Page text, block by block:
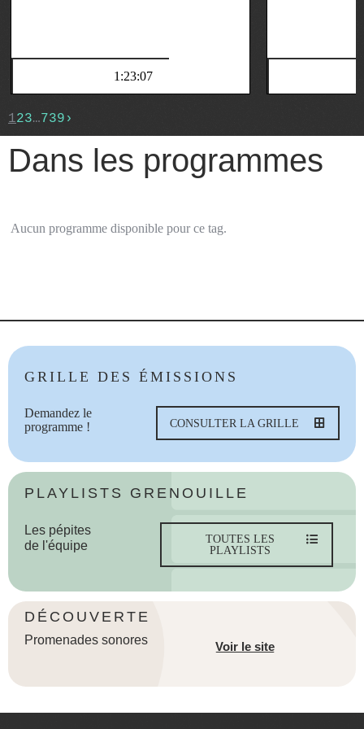
1:23:07
123…739 ›
Dans les programmes
Aucun programme disponible pour ce tag.
GRILLE DES ÉMISSIONS
Demandez le
programme !
CONSULTER LA GRILLE
PLAYLISTS GRENOUILLE
Les pépites
de l'équipe
TOUTES LES
PLAYLISTS
DÉCOUVERTE
Promenades sonores Voir le site